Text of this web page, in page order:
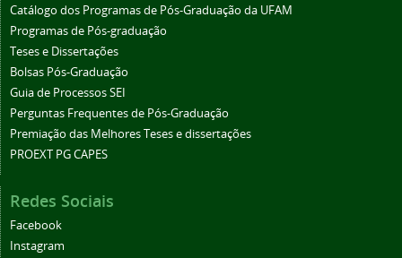
Catálogo dos Programas de Pós-Graduação da UFAM
Programas de Pós-graduação
Teses e Dissertações
Bolsas Pós-Graduação
Guia de Processos SEI
Perguntas Frequentes de Pós-Graduação
Premiação das Melhores Teses e dissertações
PROEXT PG CAPES
Redes Sociais
Facebook
Instagram